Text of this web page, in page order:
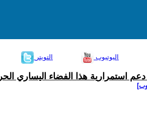
التويتر اليوتيوب
استمرارية هذا الفضاء اليساري الحر